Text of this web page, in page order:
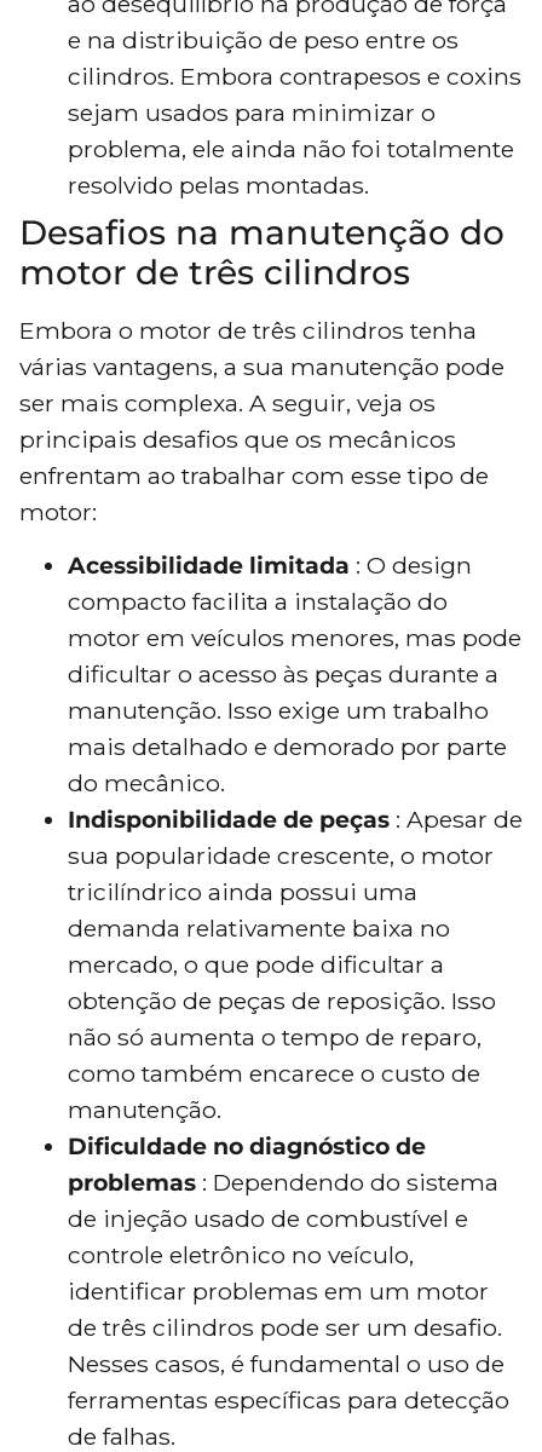
e na distribuição de peso entre os
cilindros. Embora contrapesos e coxins
sejam usados ​​para minimizar o
problema, ele ainda não foi totalmente
resolvido pelas montadas.
Desafios na manutenção do
motor de três cilindros
Embora o motor de três cilindros tenha
várias vantagens, a sua manutenção pode
ser mais complexa. A seguir, veja os
principais desafios que os mecânicos
enfrentam ao trabalhar com esse tipo de
motor:
Acessibilidade limitada : O design
compacto facilita a instalação do
motor em veículos menores, mas pode
dificultar o acesso às peças durante a
manutenção. Isso exige um trabalho
mais detalhado e demorado por parte
do mecânico.
Indisponibilidade de peças : Apesar de
sua popularidade crescente, o motor
tricilíndrico ainda possui uma
demanda relativamente baixa no
mercado, o que pode dificultar a
obtenção de peças de reposição. Isso
não só aumenta o tempo de reparo,
como também encarece o custo de
manutenção.
Dificuldade no diagnóstico de
problemas : Dependendo do sistema
de injeção usado de combustível e
controle eletrônico no veículo,
identificar problemas em um motor
de três cilindros pode ser um desafio.
Nesses casos, é fundamental o uso de
ferramentas específicas para detecção
de falhas.